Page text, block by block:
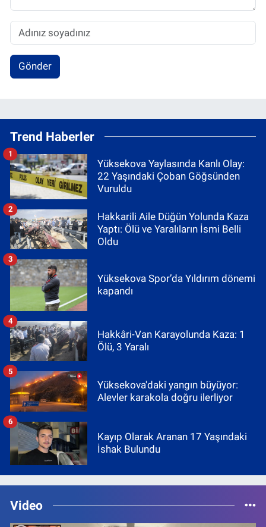
Gönder
Trend Haberler
Yüksekova Yaylasında Kanlı Olay:
22 Yaşındaki Çoban Göğsünden
Vuruldu
1
Hakkarili Aile Düğün Yolunda Kaza
Yaptı: Ölü ve Yaralıların İsmi Belli
Oldu
2
Yüksekova Spor’da Yıldırım dönemi
kapandı
3
Hakkâri-Van Karayolunda Kaza: 1
Ölü, 3 Yaralı
4
Yüksekova'daki yangın büyüyor:
Alevler karakola doğru ilerliyor
5
Kayıp Olarak Aranan 17 Yaşındaki
İshak Bulundu
6
Video